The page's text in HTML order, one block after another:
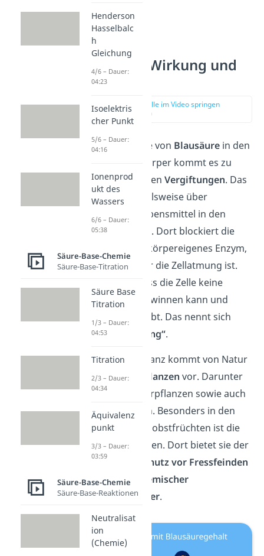
Blausäure Wirkung und
Gift
zur Stelle im Video springen
(00:50)
Durch Aufnahme von Blausäure in den
menschlichen Körper kommt es zu
lebensgefährlichenVergiftungen. Das
Gift kann beispielsweise über
verschiedene Lebensmittel in den
Körper gelangen. Dort blockiert die
Verbindung ein körpereigenes Enzym,
das essenziell für die Zellatmung ist.
Daraus folgt, dass die Zelle keine
Energie mehr gewinnen kann und
schließlich abstirbt. Das nennt sich
„innere Erstickung“.
Die giftige Substanz kommt von Natur
aus in einigen
Pflanzen vor. Darunter
zählen einige Zierpflanzen sowie auch
essbare Pflanzen. Besonders in den
Kernen von Steinobstfrüchten ist die
Substanz enthalten. Dort bietet sie der
Pflanze einen
Schutz vor Fressfeinden
und dient als
chemischer
Keimungshemmer.
Henderson
Hasselbalc
h
Gleichung
4/6 – Dauer:
04:23
Isoelektris
cher Punkt
5/6 – Dauer:
04:16
Ionenprod
ukt des
Wassers
6/6 – Dauer:
05:38
Säure-Base-Chemie
Säure-Base-Titration
Säure Base
Titration
1/3 – Dauer:
04:53
Titration
2/3 – Dauer:
04:34
Äquivalenz
punkt
3/3 – Dauer:
03:59
Säure-Base-Chemie
Säure-Base-Reaktionen
Neutralisat
ion
(Chemie)